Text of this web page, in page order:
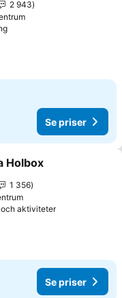
2 943
Se priser
Se priser
i Mina Favoriter
Holbox
1 356
aktiviteterSe priser
Se priser